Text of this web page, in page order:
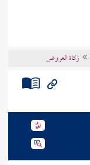
زكاة العروض